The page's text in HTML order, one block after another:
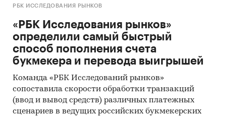
РБК ИССЛЕДОВАНИЯ РЫНКОВ
«РБК Исследования рынков»
определили самый быстрый
способ пополнения счета
букмекера и перевода выигрышей
Команда «РБК Исследований рынков»
сопоставила скорости обработки транзакций
(ввод и вывод средств) различных платежных
сценариев в ведущих российских букмекерских